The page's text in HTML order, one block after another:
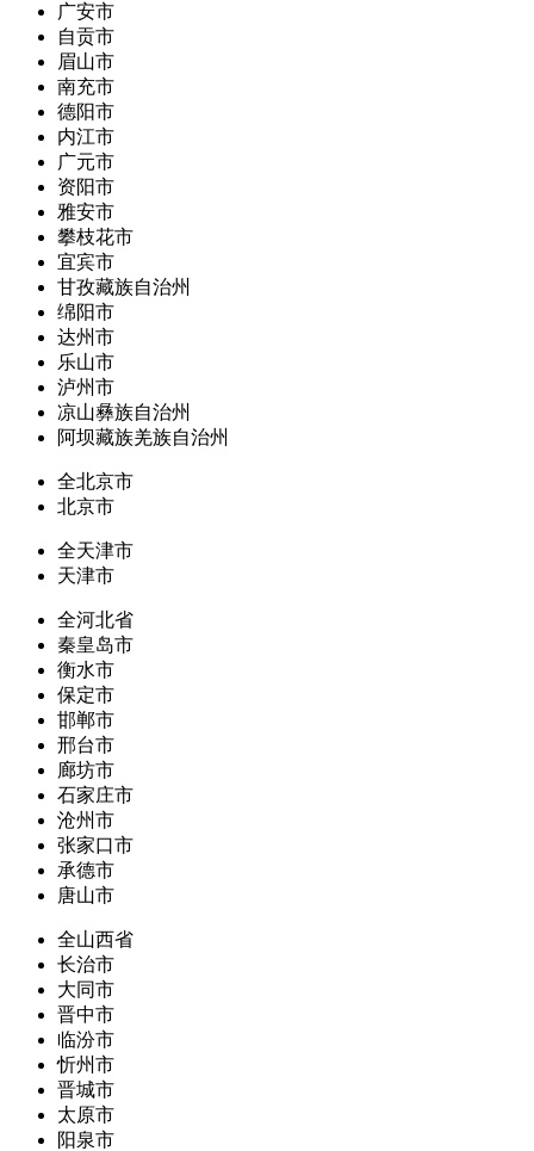
广安市
自贡市
眉山市
南充市
德阳市
内江市
广元市
资阳市
雅安市
攀枝花市
宜宾市
甘孜藏族自治州
绵阳市
达州市
乐山市
泸州市
凉山彝族自治州
阿坝藏族羌族自治州
全北京市
北京市
全天津市
天津市
全河北省
秦皇岛市
衡水市
保定市
邯郸市
邢台市
廊坊市
石家庄市
沧州市
张家口市
承德市
唐山市
全山西省
长治市
大同市
晋中市
临汾市
忻州市
晋城市
太原市
阳泉市